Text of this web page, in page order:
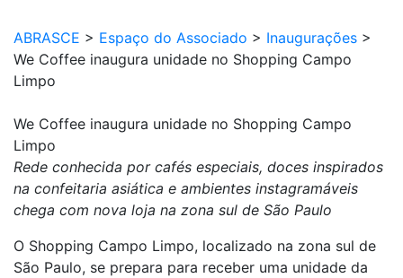
ABRASCE > Espaço do Associado > Inaugurações >
We Coffee inaugura unidade no Shopping Campo
Limpo
We Coffee inaugura unidade no Shopping Campo
Limpo
Rede conhecida por cafés especiais, doces inspirados
na confeitaria asiática e ambientes instagramáveis
chega com nova loja na zona sul de São Paulo
O Shopping Campo Limpo, localizado na zona sul de
São Paulo, se prepara para receber uma unidade da